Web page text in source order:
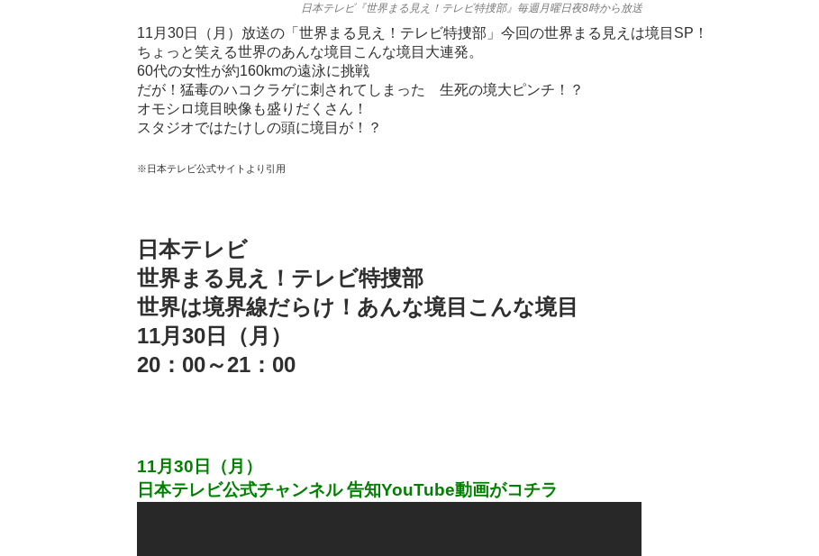
日本テレビ『世界まる見え！テレビ特捜部』毎週月曜日夜8時から放送
11月30日（月）放送の「世界まる見え！テレビ特捜部」今回の世界まる見えは境目SP！
ちょっと笑える世界のあんな境目こんな境目大連発。
60代の女性が約160kmの遠泳に挑戦
だが！猛毒のハコクラゲに刺されてしまった 生死の境大ピンチ！？
オモシロ境目映像も盛りだくさん！
スタジオではたけしの頭に境目が！？
※日本テレビ公式サイトより引用
日本テレビ
世界まる見え！テレビ特捜部
世界は境界線だらけ！あんな境目こんな境目
11月30日（月）
20：00～21：00
11月30日（月）
日本テレビ公式チャンネル 告知YouTube動画がコチラ